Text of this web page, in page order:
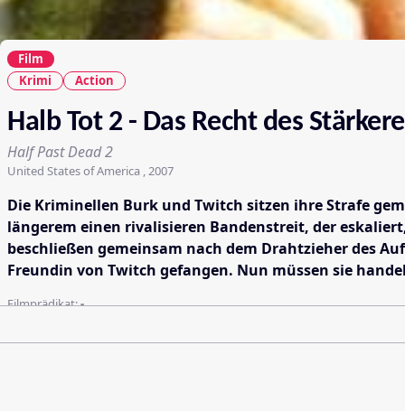
Film
Krimi
Action
Halb Tot 2 - Das Recht des
Half Past Dead 2
United States of America , 2007
Die Kriminellen Burk und Twitch sitzen ihre Strafe
längerem einen rivalisieren Bandenstreit, der
beschließen gemeinsam nach dem Drahtzieher des
Freundin von Twitch gefangen. Nun müssen sie
Filmprädikat:-